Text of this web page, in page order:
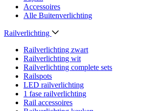
Accessoires
Alle Buitenverlichting
Railverlichting
Railverlichting zwart
Railverlichting wit
Railverlichting complete sets
Railspots
LED railverlichting
1 fase railverlichting
Rail accessoires